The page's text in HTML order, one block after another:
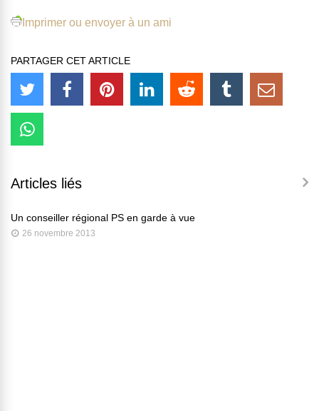
Imprimer ou envoyer à un ami
PARTAGER CET ARTICLE
Articles liés
Un conseiller régional PS en garde à vue
26 novembre 2013